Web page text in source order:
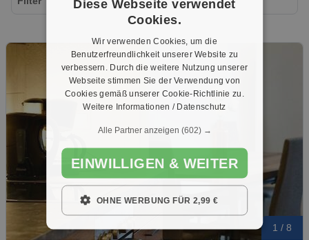
1 / 8
Diese Webseite verwendet
Cookies.
Wir verwenden Cookies, um die
Benutzerfreundlichkeit unserer Website zu
verbessern. Durch die weitere Nutzung unserer
Webseite stimmen Sie der Verwendung von
Cookies gemäß unserer Cookie-Richtlinie zu.
Weitere Informationen / Datenschutz
Alle Partner anzeigen (602) →
EINWILLIGEN & WEITER
OHNE WERBUNG FÜR 2,99 €